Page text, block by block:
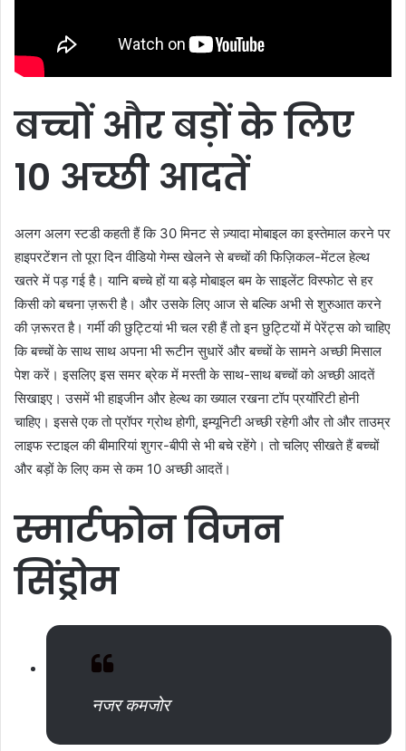
बच्चों औरबड़ोंकेलिए
10 अच्छी आदतें
अलग अलग स्टडी कहती हैं कि 30 मिनट से ज़्यादा मोबाइल का इस्तेमाल करने पर
हाइपरटेंशन तो पूरा दिन वीडियो गेम्स खेलने से बच्चों की फिज़िकल-मेंटल हेल्थ
खतरे में पड़ गई है। यानि बच्चे हों या बड़े मोबाइल बम के साइलेंट विस्फोट से हर
किसी को बचना ज़रूरी है। और उसके लिए आज से बल्कि अभी से शुरुआत करने
की ज़रूरत है। गर्मी की छुट्टियां भी चल रही हैं तो इन छुट्टियों में पेरेंट्स को चाहिए
कि बच्चों के साथ साथ अपना भी रूटीन सुधारें और बच्चों के सामने अच्छी मिसाल
पेश करें। इसलिए इस समर ब्रेक में मस्ती के साथ-साथ बच्चों को अच्छी आदतें
सिखाइए। उसमें भी हाइजीन और हेल्थ का ख्याल रखना टॉप प्रयॉरिटी होनी
चाहिए। इससे एक तो प्रॉपर ग्रोथ होगी, इम्यूनिटी अच्छी रहेगी और तो और ताउम्र
लाइफ स्टाइल की बीमारियां शुगर-बीपी से भी बचे रहेंगे। तो चलिए सीखते हैं बच्चों
और बड़ों के लिए कम से कम 10 अच्छी आदतें।
स्मार्टफोनविजन
सिंड्रोम
नजर कमजोर